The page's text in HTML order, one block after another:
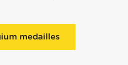
medailles